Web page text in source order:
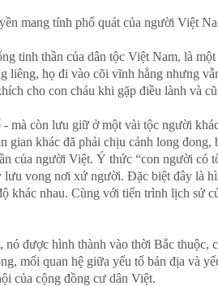
mang tính phổ quát của người Việt
tinh thần của dân tộc Việt Nam, là
họ đi vào cõi vĩnh hằng nhưng
cho con cháu khi gặp điều lành và
mà còn lưu giữ ở một vài tộc người
khác đã phải chịu cảnh long đong,
của người Việt. Ý thức “con người có
lưu vong nơi xứ người. Đặc biệt đây là
khác nhau. Cùng với tiến trình lịch sử
được hình thành vào thời Bắc thuộc,
mối quan hệ giữa yếu tố bản địa và
của cộng đồng cư dân Việt.